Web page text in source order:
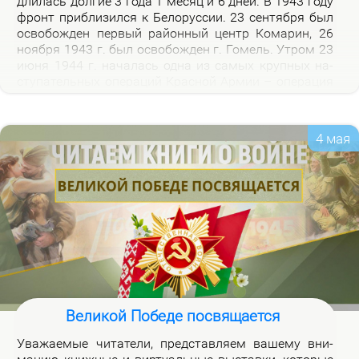
фронт при­бли­зил­ся к Бе­ло­рус­сии. 23 сен­тяб­ря был
осво­бож­ден пер­вый рай­он­ный центр Ко­ма­рин, 26
но­яб­ря 1943 г. был осво­бож­ден г. Го­мель. Утром 23
за­хват­чи­ков с тер­ри­то­рии Бе­ло­рус­сии.
4 мая
Великой Победе посвящается
Ува­жа­е­мые чи­та­те­ли, пред­став­ля­ем ва­ше­му вни­